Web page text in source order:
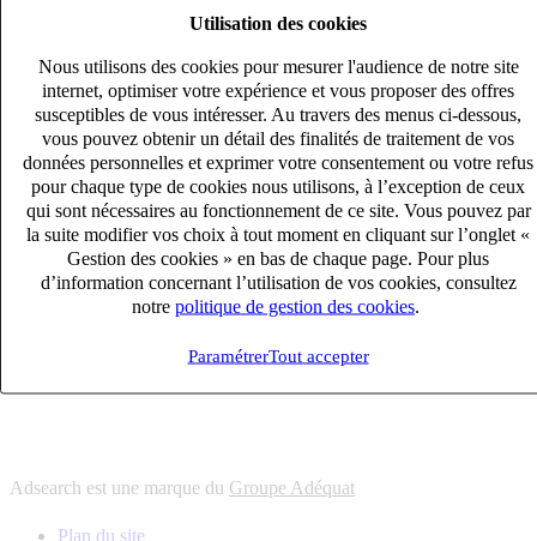
Utilisation des cookies
Nous utilisons des cookies pour mesurer l'audience de notre site
internet, optimiser votre expérience et vous proposer des offres
susceptibles de vous intéresser. Au travers des menus ci-dessous,
vous pouvez obtenir un détail des finalités de traitement de vos
données personnelles et exprimer votre consentement ou votre refus
pour chaque type de cookies nous utilisons, à l’exception de ceux
qui sont nécessaires au fonctionnement de ce site. Vous pouvez par
la suite modifier vos choix à tout moment en cliquant sur l’onglet «
Gestion des cookies » en bas de chaque page. Pour plus
d’information concernant l’utilisation de vos cookies, consultez
notre politique de gestion des cookies
ParamétrerTout accepter
s'adapter à vos besoin en recrutement
10 univers
connaître votre secteur et ses enjeux
12 bureaux en France
proximité avec nos clients et nos talents
6 solutions
s'adapter à vos besoin en recrutement
10 univers
connaître votre secteur et ses enjeux
proximité avec nos clients et nos talents
Adsearch est une marque du Groupe Adéquat
Plan du site